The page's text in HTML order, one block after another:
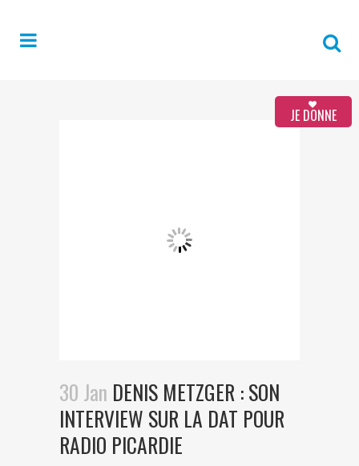
JE DONNE
30 Jan DENIS METZGER : SON
INTERVIEW SUR LA DAT POUR
RADIO PICARDIE